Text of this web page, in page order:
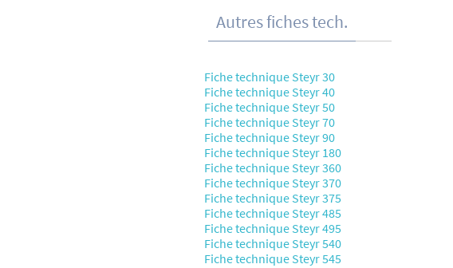
Autres fiches tech.
Fiche technique Steyr 30
Fiche technique Steyr 40
Fiche technique Steyr 50
Fiche technique Steyr 70
Fiche technique Steyr 90
Fiche technique Steyr 180
Fiche technique Steyr 360
Fiche technique Steyr 370
Fiche technique Steyr 375
Fiche technique Steyr 485
Fiche technique Steyr 495
Fiche technique Steyr 540
Fiche technique Steyr 545